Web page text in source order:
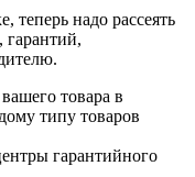
теперь надо рассеять
гарантий,
товара в
типу товаров
гарантийного